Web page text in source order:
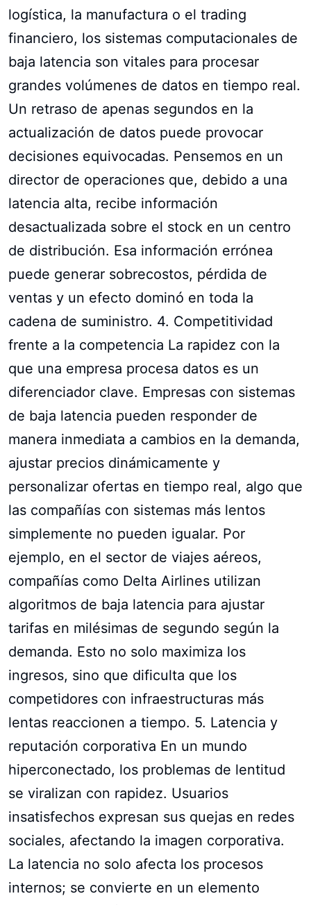
logística, la manufactura o el trading
financiero, los sistemas computacionales de
baja latencia son vitales para procesar
grandes volúmenes de datos en tiempo real.
Un retraso de apenas segundos en la
actualización de datos puede provocar
decisiones equivocadas. Pensemos en un
director de operaciones que, debido a una
latencia alta, recibe información
desactualizada sobre el stock en un centro
de distribución. Esa información errónea
puede generar sobrecostos, pérdida de
ventas y un efecto dominó en toda la
cadena de suministro. 4. Competitividad
frente a la competencia La rapidez con la
que una empresa procesa datos es un
diferenciador clave. Empresas con sistemas
de baja latencia pueden responder de
manera inmediata a cambios en la demanda,
ajustar precios dinámicamente y
personalizar ofertas en tiempo real, algo que
las compañías con sistemas más lentos
simplemente no pueden igualar. Por
ejemplo, en el sector de viajes aéreos,
compañías como Delta Airlines utilizan
algoritmos de baja latencia para ajustar
tarifas en milésimas de segundo según la
demanda. Esto no solo maximiza los
ingresos, sino que dificulta que los
competidores con infraestructuras más
lentas reaccionen a tiempo. 5. Latencia y
reputación corporativa En un mundo
hiperconectado, los problemas de lentitud
se viralizan con rapidez. Usuarios
insatisfechos expresan sus quejas en redes
sociales, afectando la imagen corporativa.
La latencia no solo afecta los procesos
internos; se convierte en un elemento